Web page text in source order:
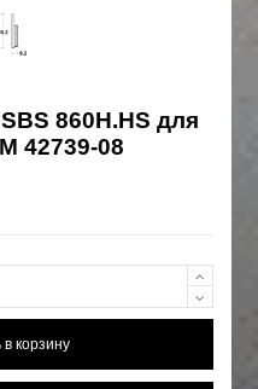
860H.HS для
42739-08
корзину